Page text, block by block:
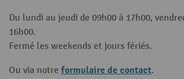
Du lundi au jeudi de 09h00 à 17h00,
16h00.
Fermé les weekends et jours fériés.
Ou via notre formulaire de contact.